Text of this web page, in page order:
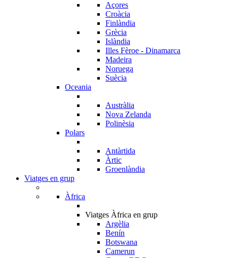
Açores
Croàcia
Finlàndia
Grècia
Islàndia
Illes Fèroe - Dinamarca
Madeira
Noruega
Suècia
Oceania
Austràlia
Nova Zelanda
Polinèsia
Polars
Antàrtida
Àrtic
Groenlàndia
Viatges en grup
Àfrica
Viatges Àfrica en grup
Argèlia
Benín
Botswana
Camerun